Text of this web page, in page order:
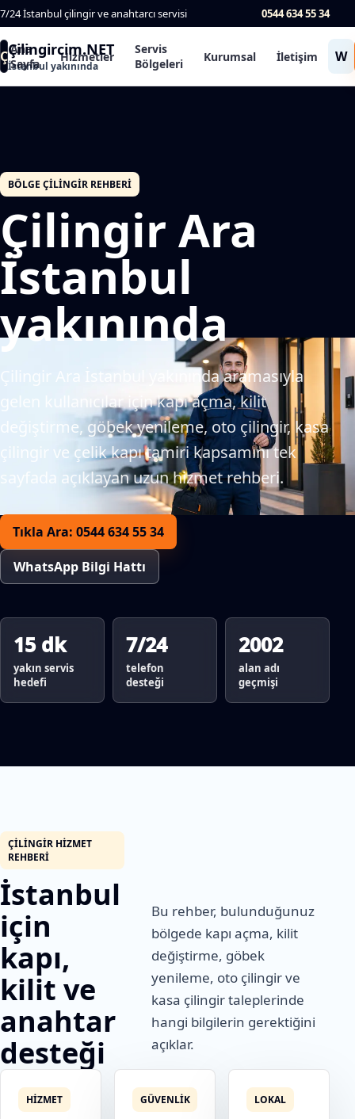
7/24 İstanbul çilingir ve anahtarcı servisi 0544 634 55 34
ÇÇilingircim.NET
İstanbul yakınında
Ana
Sayfa
Hizmetler
Servis
Bölgeleri
Kurumsal İletişim W
BÖLGE ÇILINGIR REHBERI
Çilingir Ara
İstanbul
yakınında
Çilingir Ara İstanbul yakınında aramasıyla
gelen kullanıcılar için kapı açma, kilit
değiştirme, göbek yenileme, oto çilingir, kasa
çilingir ve çelik kapı tamiri kapsamını tek
sayfada açıklayan uzun hizmet rehberi.
Tıkla Ara: 0544 634 55 34
WhatsApp Bilgi Hattı
15 dk
yakın servis
hedefi
7/24
telefon
desteği
2002
alan adı
geçmişi
ÇILINGIR HIZMET
REHBERI
İstanbul
için
kapı,
kilit ve
anahtar
desteği
Bu rehber, bulunduğunuz
bölgede kapı açma, kilit
değiştirme, göbek
yenileme, oto çilingir ve
kasa çilingir taleplerinde
hangi bilgilerin gerektiğini
açıklar.
HIZMET GÜVENLIK LOKAL